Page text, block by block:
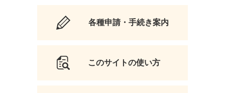
各種申請・手続き案内
このサイトの使い方